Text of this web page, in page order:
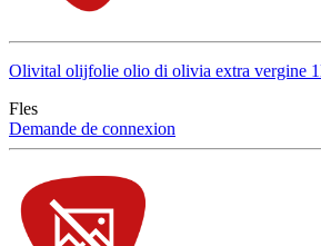
Olivital olijfolie olio di olivia extra vergine
Fles
Demande de connexion